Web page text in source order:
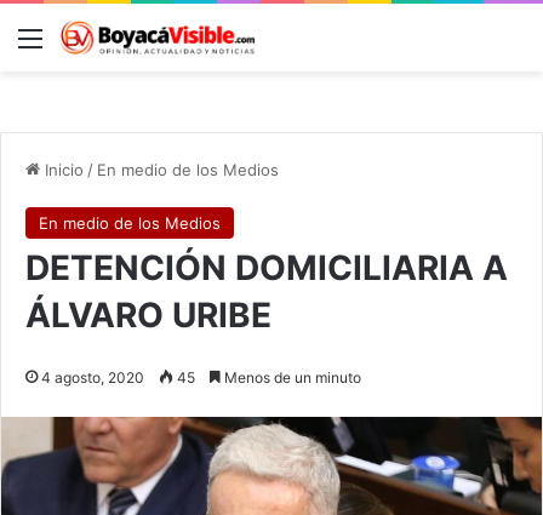
Menú
Inicio / En medio de los Medios
En medio de los Medios
DETENCIÓN DOMICILIARIA A
ÁLVARO URIBE
4 agosto, 2020 45 Menos de un minuto